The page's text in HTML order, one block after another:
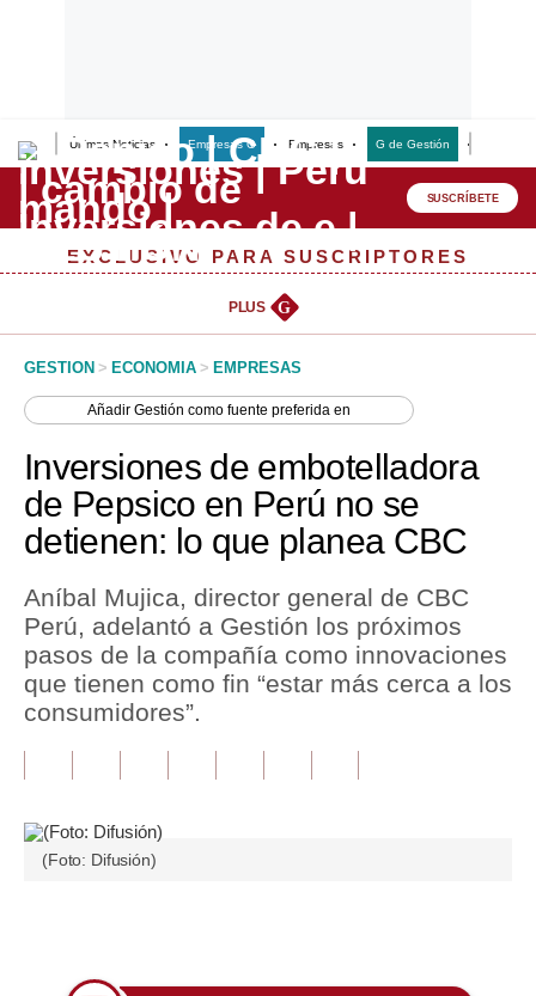
Últimas Noticias Empresas G Empresas G de Gestión
Lo último
Peru Quiosco
Management & Empleo
Perú
Política
Finanzas Personales
Inmobiliarias
Plus G
Pregunta de hoy
SUSCRÍBETE
EXCLUSIVO PARA SUSCRIPTORES
PLUS G
GESTION > ECONOMIA > EMPRESAS
AñadirGestión como fuente preferida en
Inversiones de embotelladora
de Pepsico en Perú no se
detienen: lo que planea CBC
Aníbal Mujica, director general de CBC
Perú, adelantó a Gestión los próximos
pasos de la compañía como innovaciones
que tienen como fin “estar más cerca a los
consumidores”.
(Foto: Difusión)